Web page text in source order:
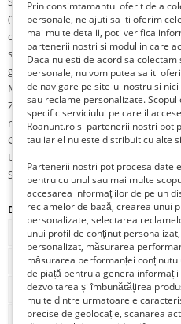
(700m) de mers pe jos de Metrou
de mers pe jos de Metrou
si ofera priveliste deasupra
garsonierei exista o uscatorie, astfel
Mobilata si utilata conform pozelor.
Zona este foarte linistita, spatii
mers pe jos.
Garsoniera este ideala pentru un
Universitatea Titu Maiorescu,
Se achita 1+1. Nu se percepe
Detalii
Tip
De
Tipul de proprietate
Num. camere
1
Num. bai
1
Prin consimtamantul oferit de a
personale, ne ajuti sa iti oferim
mai multe detalii, poti verifica
partenerii nostri si modul in care
Daca nu esti de acord sa
personale, nu vom putea sa iti
de navigare pe site-ul nostru si
sau reclame personalizate.
specific serviciului pe care il
Roanunt.ro si partenerii nostri pot
tau iar el nu este distribuit cu alte
Partenerii nostri pot procesa
pentru cu unul sau mai multe
accesarea informațiilor de pe un
reclamelor de bază, crearea unui
personalizate, selectarea
unui profil de conținut
personalizat, măsurarea
măsurarea performanței
de piață pentru a genera informații
dezvoltarea și îmbunătățirea
multe dintre urmatoarele
precise de geolocație, scanarea